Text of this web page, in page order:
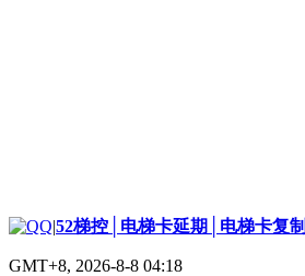
|52梯控│电梯卡延期│电梯卡复制
GMT+8, 2026-8-8 04:18